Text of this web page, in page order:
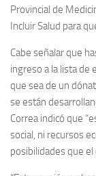
Provincial de
Incluir Salud para
Cabe señalar que
ingreso a la lista de
que sea de un
se están
Correa indicó que
social, ni recursos
posibilidades que el